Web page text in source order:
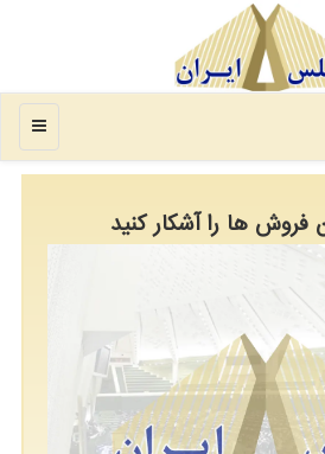
منو
ها را آشکار کنید